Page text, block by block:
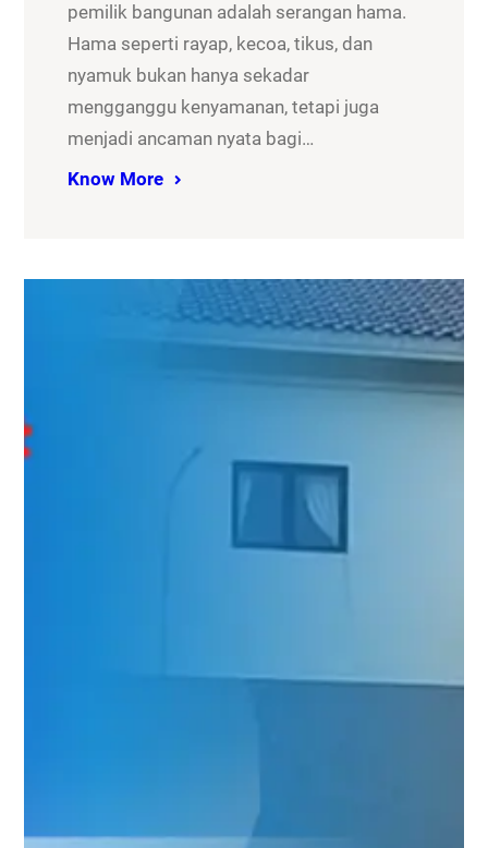
pemilik bangunan adalah serangan hama.
Hama seperti rayap, kecoa, tikus, dan
nyamuk bukan hanya sekadar
mengganggu kenyamanan, tetapi juga
menjadi ancaman nyata bagi…
Know More